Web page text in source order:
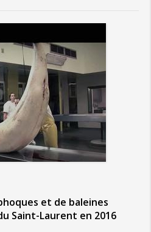
et de baleines
Saint-Laurent en 2016